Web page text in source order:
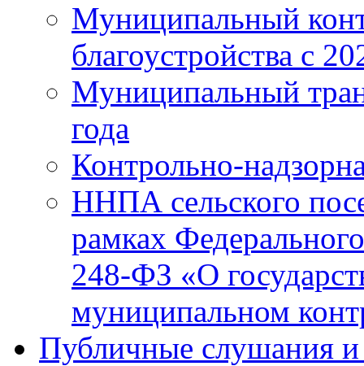
Муниципальный
благоустройства с
Муниципальный
года
Контрольно-
ННПА сельского
рамках
248-ФЗ «О
муниципальном
Публичные слушания